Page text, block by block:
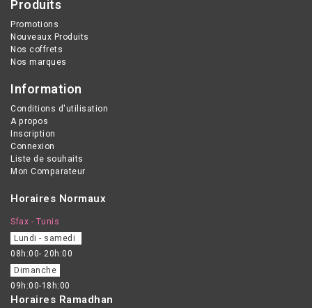
Produits
Promotions
Nouveaux Produits
Nos coffrets
Nos marques
Information
Conditions d'utilisation
A propos
Inscription
Connexion
Liste de souhaits
Mon Comparateur
Horaires Normaux
Sfax - Tunis
Lundi - samedi
08h:00- 20h:00
Dimanche
09h:00-18h:00
Horaires Ramadhan